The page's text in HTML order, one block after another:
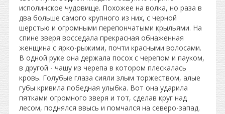
исполинское чудовище. Похожее на волка, но раза в
два больше самого крупного из них, с черной
шерстью и огромными перепончатыми крыльями. На
спине зверя восседала прекрасная обнаженная
женщина с ярко-рыжими, почти красными волосами.
В одной руке она держала посох с черепом и пауком,
в другой - чашу из черепа в котором плескалась
кровь. Голубые глаза сияли злым торжеством, алые
губы кривила победная улыбка. Вот она ударила
пятками огромного зверя и тот, сделав круг над
лесом, поднялся ввысь и помчался на северо-запад.